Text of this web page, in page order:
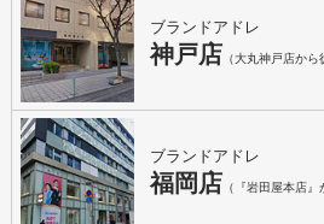
ブランドアドレ
神戸店 （大丸神戸店から
ブランドアドレ
福岡店 （『岩田屋本店』